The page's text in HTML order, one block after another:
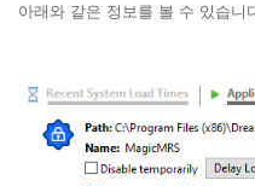
아래와 같은 정보를 볼 수 있습니